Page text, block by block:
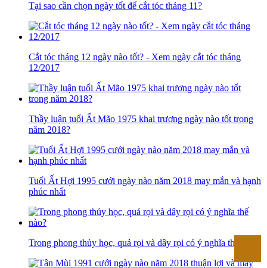
Tại sao cần chọn ngày tốt để cắt tóc tháng 11?
Cắt tóc tháng 12 ngày nào tốt? - Xem ngày cắt tóc tháng
12/2017
Thầy luận tuổi Ất Mão 1975 khai trương ngày nào tốt trong
năm 2018?
Tuổi Ất Hợi 1995 cưới ngày nào năm 2018 may mắn và hạnh
phúc nhất
Trong phong thủy học, quả rọi và dây rọi có ý nghĩa thế nào?